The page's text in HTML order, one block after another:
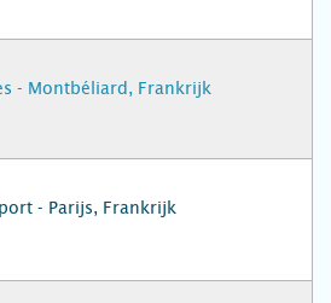
- Montbéliard, Frankrijk
- Parijs, Frankrijk